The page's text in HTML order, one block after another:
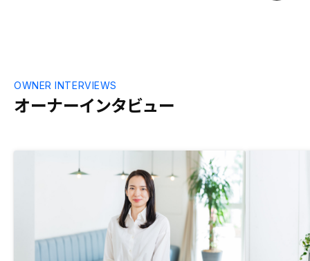
オーナーインタビュー
OWNER INTERVIEWS